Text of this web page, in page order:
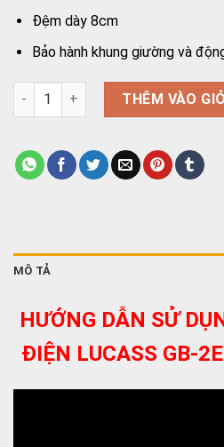
Đệm dày 8cm
Bảo hành khung giường và
Giường y tế điện Lucass GB-2E
THÊM VÀO
MÔ TẢ
HƯỚNG DẪN SỬ
ĐIỆN LUCASS GB-